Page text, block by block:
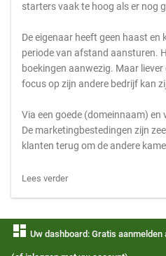
starters vaak te hoog als er nog
De eigenaar heeft geen haast en
periode van afstand aansturen.
boekingen aanwezig. Maar
focus op zijn andere bedrijf kan
Via een goede (domeinnaam) en
De marketingbestedingen zijn
klanten terug om de andere
Lees verder
dashboard Uw dashboard: Gratis aanmelden